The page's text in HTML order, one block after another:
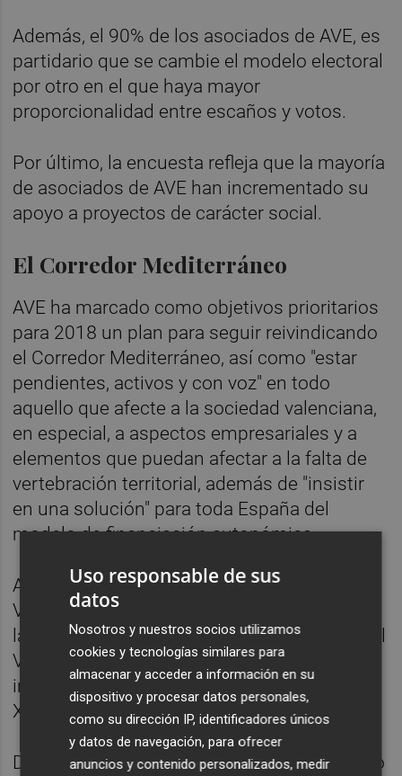
Además, el 90% de los asociados de AVE, es
partidario que se cambie el modelo electoral
por otro en el que haya mayor
proporcionalidad entre escaños y votos.
Por último, la encuesta refleja que la mayoría
de asociados de AVE han incrementado su
apoyo a proyectos de carácter social.
El Corredor Mediterráneo
AVE ha marcado como objetivos prioritarios
para 2018 un plan para seguir reivindicando
el Corredor Mediterráneo, así como "estar
pendientes, activos y con voz" en todo
aquello que afecte a la sociedad valenciana,
en especial, a aspectos empresariales y a
elementos que puedan afectar a la falta de
vertebración territorial, además de "insistir
en una solución" para toda España del
modelo de financiación autonómica.
Así lo ha avanzado el presidente de AVE,
Vicente Boluda, tras la Asamblea General de
la AVE, en un acto celebrado en el edificio del
Veles e Vents que ha contado con la
intervención del presidente de la Generalitat,
Ximo Puig.
Durante su intervención, Boluda a subrayado
Uso responsable de sus
datos
Nosotros y nuestros socios utilizamos
cookies y tecnologías similares para
almacenar y acceder a información en su
dispositivo y procesar datos personales,
como su dirección IP, identificadores únicos
y datos de navegación, para ofrecer
anuncios y contenido personalizados, medir